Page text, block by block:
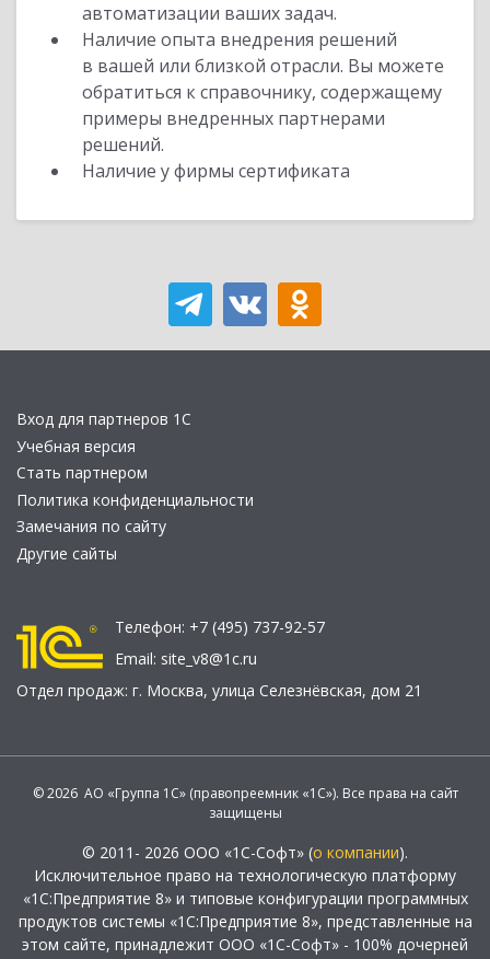
автоматизации ваших задач.
Наличие опыта внедрения решений
в вашей или близкой отрасли. Вы можете
обратиться к справочнику, содержащему
примеры внедренных партнерами
решений.
Наличие у фирмы сертификата
Вход для партнеров 1С
Учебная версия
Стать партнером
Политика конфиденциальности
Замечания по сайту
Другие сайты
Телефон: +7 (495) 737-92-57
Email: site_v8@1c.ru
Отдел продаж: г. Москва, улица Селезнёвская, дом 21
© 2026 АО «Группа 1С» (правопреемник «1С»). Все права на сайт
защищены
© 2011- 2026 ООО «1С-Софт» (о компании).
Исключительное право на технологическую платформу
«1С:Предприятие 8» и типовые конфигурации программных
продуктов системы «1С:Предприятие 8», представленные на
этом сайте, принадлежит ООО «1С-Софт» - 100% дочерней